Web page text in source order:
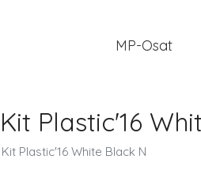
MP-Osat
Plastic'16
Plastic'16 White Black N